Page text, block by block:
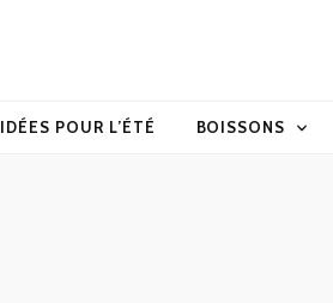
IDÉES POUR L’ÉTÉ BOISSONS